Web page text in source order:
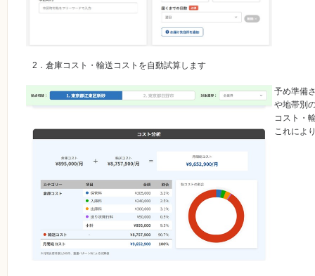
2．倉庫コスト・輸送コストを自動試算します
予め準備
や地帯別
コスト・
これによ